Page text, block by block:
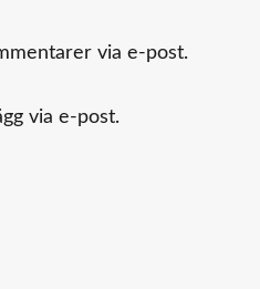
via e-post.
via e-post.